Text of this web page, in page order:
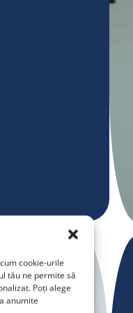
cookie-urile
tău ne permite să
Poți alege
anumite